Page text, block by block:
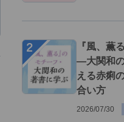
２
『風、薫
―大関和
える赤痢
合い方
2026/07/30